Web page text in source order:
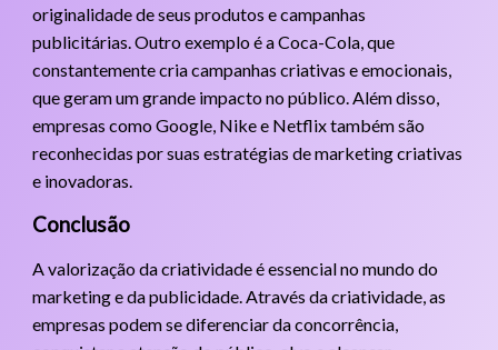
originalidade de seus produtos e campanhas
publicitárias. Outro exemplo é a Coca-Cola, que
constantemente cria campanhas criativas e emocionais,
que geram um grande impacto no público. Além disso,
empresas como Google, Nike e Netflix também são
reconhecidas por suas estratégias de marketing criativas
e inovadoras.
Conclusão
A valorização da criatividade é essencial no mundo do
marketing e da publicidade. Através da criatividade, as
empresas podem se diferenciar da concorrência,